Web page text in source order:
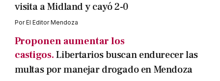
visita a Midland y cayó 2-0
PorEl Editor Mendoza
Proponen aumentar los
castigos.Libertarios buscan endurecer las
multas por manejar drogado en Mendoza